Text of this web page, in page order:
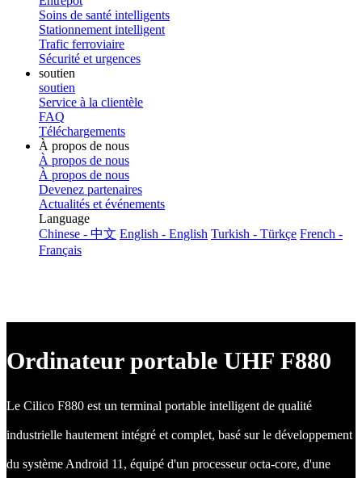
Soins de santé intelligents
Stationnement intelligent
Trafic ferroviaire
Sécurité et urgences
soutien
soutien
Service à la clientèle
FAQ
Téléchargements
À propos de nous
À propos de nous
À propos de nous
Devenez partenaires
Actualités et événements
Language
Chinese - 中文 English - English Turkish - Türkçe French -
Français
Ordinateur portable UHF F880
Le Cilico F880 est un terminal portable intelligent de qualité
industrielle hautement intégré et complet, basé sur le développement
du système Android 11, équipé d'un processeur octa-core, d'une